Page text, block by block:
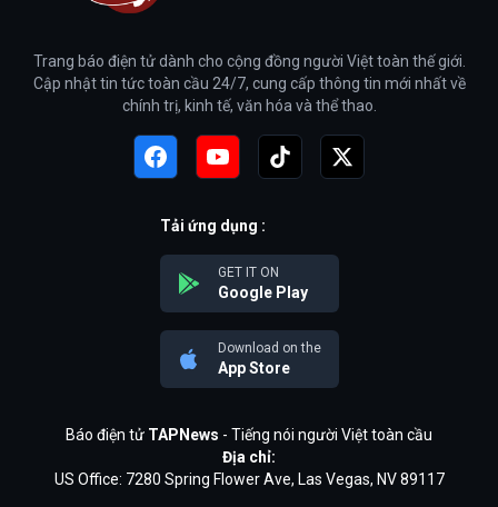
Trang báo điện tử dành cho cộng đồng người Việt toàn thế giới.
Cập nhật tin tức toàn cầu 24/7, cung cấp thông tin mới nhất về
chính trị, kinh tế, văn hóa và thể thao.
Tải ứng dụng :
GET IT ON
Google Play
Download on the
App Store
Báo điện tử TAPNews - Tiếng nói người Việt toàn cầu
Địa chỉ:
US Office: 7280 Spring Flower Ave, Las Vegas, NV 89117